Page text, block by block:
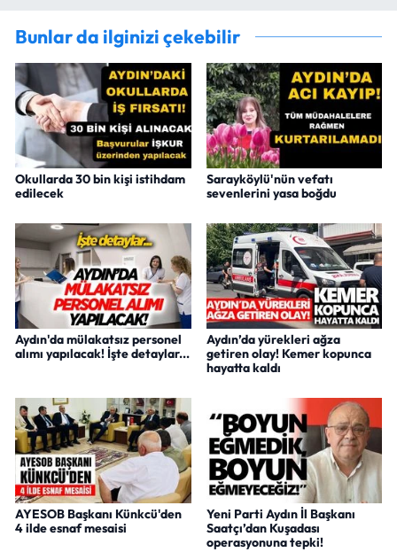
Bunlar da ilginizi çekebilir
Okullarda 30 bin kişi istihdam
edilecek
Sarayköylü'nün vefatı
sevenlerini yasa boğdu
Aydın'da mülakatsız personel
alımı yapılacak! İşte detaylar...
Aydın’da yürekleri ağza
getiren olay! Kemer kopunca
hayatta kaldı
AYESOB Başkanı Künkcü'den
4 ilde esnaf mesaisi
Yeni Parti Aydın İl Başkanı
Saatçı’dan Kuşadası
operasyonuna tepki!